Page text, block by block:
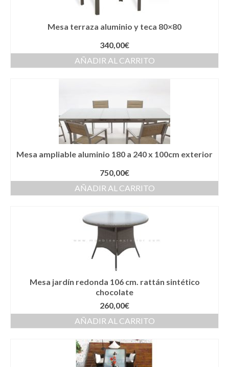
Mesa terraza aluminio y teca 80×80
340,00€
AÑADIR AL CARRITO
Mesa ampliable aluminio 180 a 240 x 100cm exterior
750,00€
AÑADIR AL CARRITO
Mesa jardín redonda 106 cm. rattán sintético
chocolate
260,00€
AÑADIR AL CARRITO